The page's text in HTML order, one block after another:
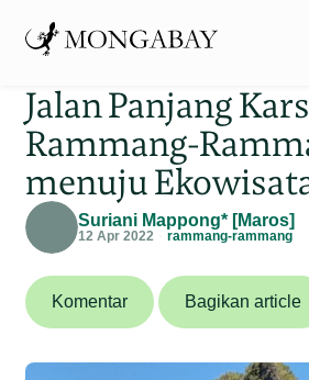
Jalan Panjang
Rammang-
menuju
Suriani Mappong* [Maros]
12 Apr 2022 rammang-rammang
Komentar Bagikan article